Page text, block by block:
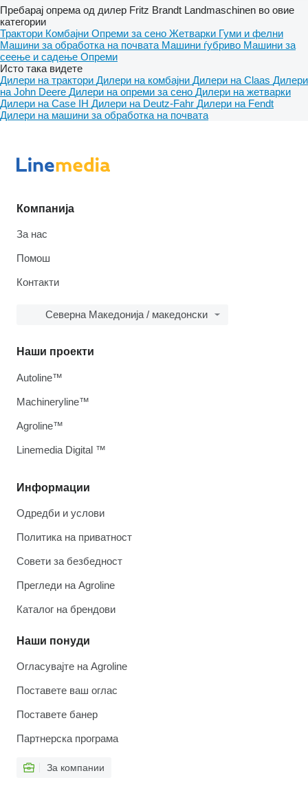
Пребарај опрема од дилер Fritz Brandt Landmaschinen во овие
категории
Трактори Комбајни Опреми за сено Жетварки Гуми и фелни
Машини за обработка на почвата Машини ѓубриво Машини за
сеење и садење Опреми
Исто така видете
Дилери на трактори Дилери на комбајни Дилери на Claas Дилери
на John Deere Дилери на опреми за сено Дилери на жетварки
Дилери на Case IH Дилери на Deutz-Fahr Дилери на Fendt
Дилери на машини за обработка на почвата
Компанија
За нас
Помош
Контакти
Северна Македонија / македонски
Информации
Одредби и услови
Политика на приватност
Совети за безбедност
Прегледи на Agroline
Каталог на брендови
Наши понуди
Огласувајте на Agroline
Поставете ваш оглас
Поставете банер
Партнерска програма
За компании
Наши проекти
Autoline™
Machineryline™
Agroline™
Linemedia Digital ™